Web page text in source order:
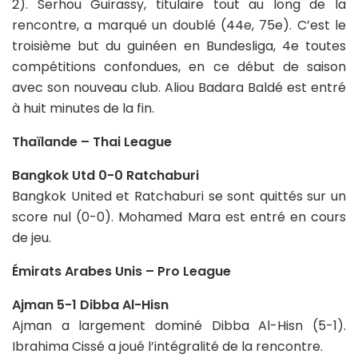
2). Serhou Guirassy, titulaire tout au long de la
rencontre, a marqué un doublé (44e, 75e). C’est le
troisième but du guinéen en Bundesliga, 4e toutes
compétitions confondues, en ce début de saison
avec son nouveau club. Aliou Badara Baldé est entré
à huit minutes de la fin.
Thaïlande – Thai League
Bangkok Utd 0-0 Ratchaburi
Bangkok United et Ratchaburi se sont quittés sur un
score nul (0-0). Mohamed Mara est entré en cours
de jeu.
Émirats Arabes Unis – Pro League
Ajman 5-1 Dibba Al-Hisn
Ajman a largement dominé Dibba Al-Hisn (5-1).
Ibrahima Cissé a joué l’intégralité de la rencontre.